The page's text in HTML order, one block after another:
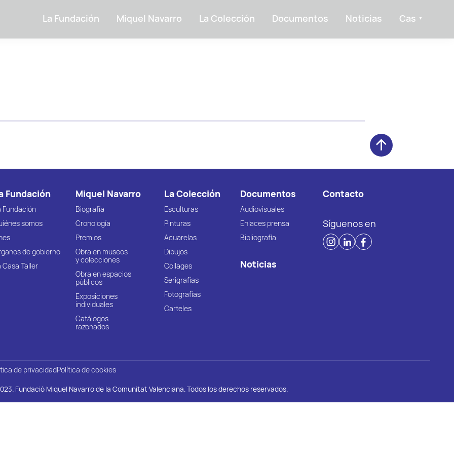
La Fundación Miquel Navarro La Colección Documentos Noticias Cas
Fundación
Fundación
somos
de gobierno
Casa Taller
Miquel Navarro
Biografía
Cronología
Premios
Obra en museos
y colecciones
Obra en espacios
públicos
Exposiciones
individuales
Catálogos
razonados
La Colección
Esculturas
Pinturas
Acuarelas
Dibujos
Collages
Serigrafías
Fotografías
Carteles
Documentos
Audiovisuales
Enlaces prensa
Bibliografía
Noticias
Contacto
Síguenos en
de privacidadPolítica de cookies
Fundació Miquel Navarro de la Comunitat Valenciana. Todos los derechos reservados.